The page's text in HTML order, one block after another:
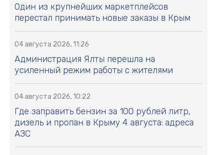
Один из крупнейших маркетплейсов
перестал принимать новые заказы в Крым
04 августа 2026, 11:26
Администрация Ялты перешла на
усиленный режим работы с жителями
04 августа 2026, 10:22
Где заправить бензин за 100 рублей литр,
дизель и пропан в Крыму 4 августа: адреса
АЗС